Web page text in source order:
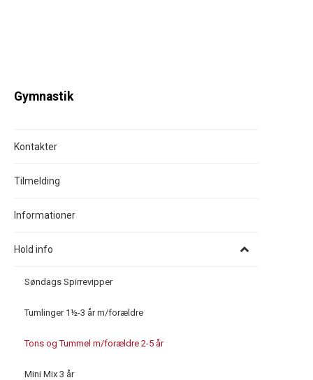
Gymnastik
Kontakter
Tilmelding
Informationer
Hold info
Søndags Spirrevipper
Tumlinger 1½-3 år m/forældre
Tons og Tummel m/forældre 2-5 år
Mini Mix 3 år